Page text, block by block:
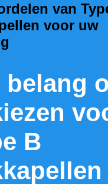
van
voor uw
belang
B